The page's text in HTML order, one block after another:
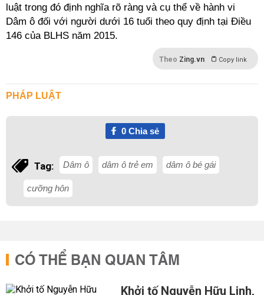
luật trong đó định nghĩa rõ ràng và cụ thể về hành vi
Dâm ô đối với người dưới 16 tuổi theo quy định tại Điều
146 của BLHS năm 2015.
Theo Zing.vn Copy link
PHÁP LUẬT
0Chia sẻ
Tag: Dâm ô dâm ô trẻ em dâm ô bé gái
cưỡng hôn
CÓ THỂ BẠN QUAN TÂM
Khởi tố Nguyễn Hữu Linh,